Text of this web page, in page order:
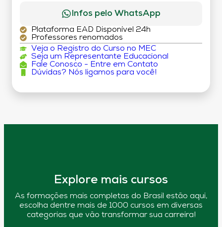
Infos pelo WhatsApp
Plataforma EAD Disponível 24h
Professores renomados
Veja o Registro do Curso no MEC
Seja um Representante Educacional
Fale Conosco - Entre em Contato
Dúvidas? Nós ligamos para você!
Explore mais cursos
As formações mais completas do Brasil estão aqui,
escolha dentre mais de 1000 cursos em diversas
categorias que vão transformar sua carreira!